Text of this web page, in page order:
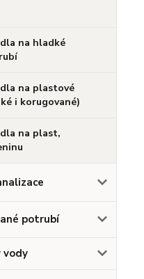
na hladké
na plastové
i korugované)
na plast,
potrubí
vody